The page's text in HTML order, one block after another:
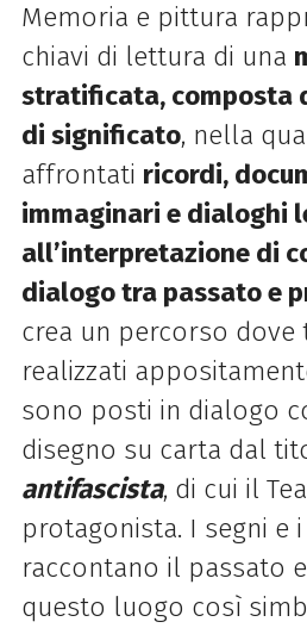
Memoria e pittura
chiavi di lettura di una
stratificata, composta
di significato, nella
affrontati ricordi,
immaginari e dialoghi
all’interpretazione di
dialogo tra passato e
crea un percorso dove
realizzati
sono posti in dialogo
disegno su carta dal
antifascista, di cui il
protagonista. I segni e
raccontano il passato
questo luogo così